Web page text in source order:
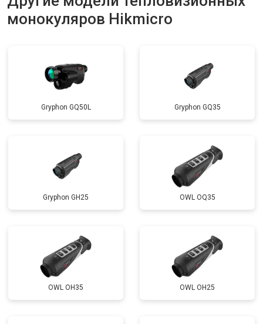
монокуляров Hikmicro
Gryphon GQ50L Gryphon GQ35
Gryphon GH25 OWL OQ35
OWL OH35 OWL OH25